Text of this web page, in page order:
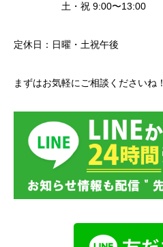
土・祝 9:00〜13:00
定休日：日曜・土祝午後
まずはお気軽にご相談くださいね！